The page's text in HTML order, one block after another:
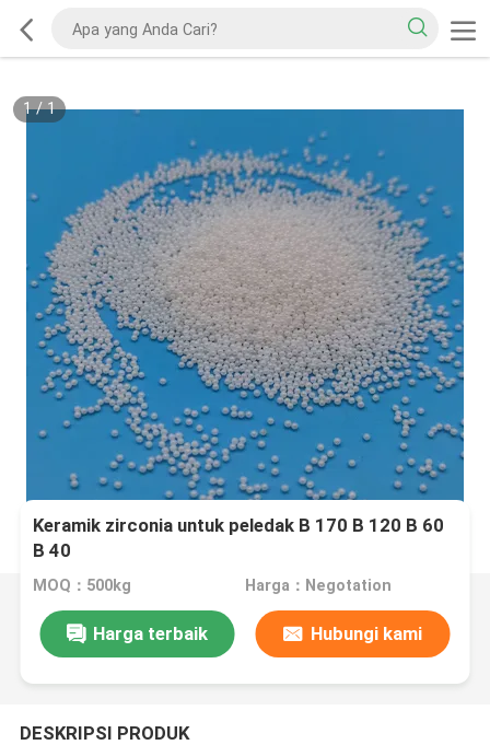
1/1
Keramik zirconia untuk peledak B 170 B 120 B 60
B 40
MOQ：500kg Harga：Negotation
Harga terbaik Hubungi kami
DESKRIPSI PRODUK